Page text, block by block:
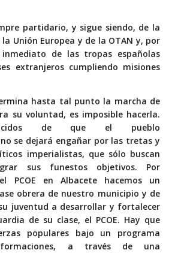
partidario, y sigue siendo, de la
Unión Europea y de la OTAN y, por
de las tropas españolas
extranjeros cumpliendo misiones
hasta tal punto la marcha de
su voluntad, es imposible hacerla.
de que el pueblo
se dejará engañar por las tretas y
imperialistas, que sólo buscan
sus funestos objetivos. Por
PCOE en Albacete hacemos un
obrera de nuestro municipio y de
juventud a desarrollar y fortalecer
de su clase, el PCOE. Hay que
populares bajo un programa
a través de una